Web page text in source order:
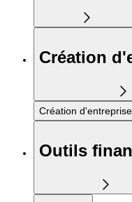
Création
Création d'entreprise
Outils